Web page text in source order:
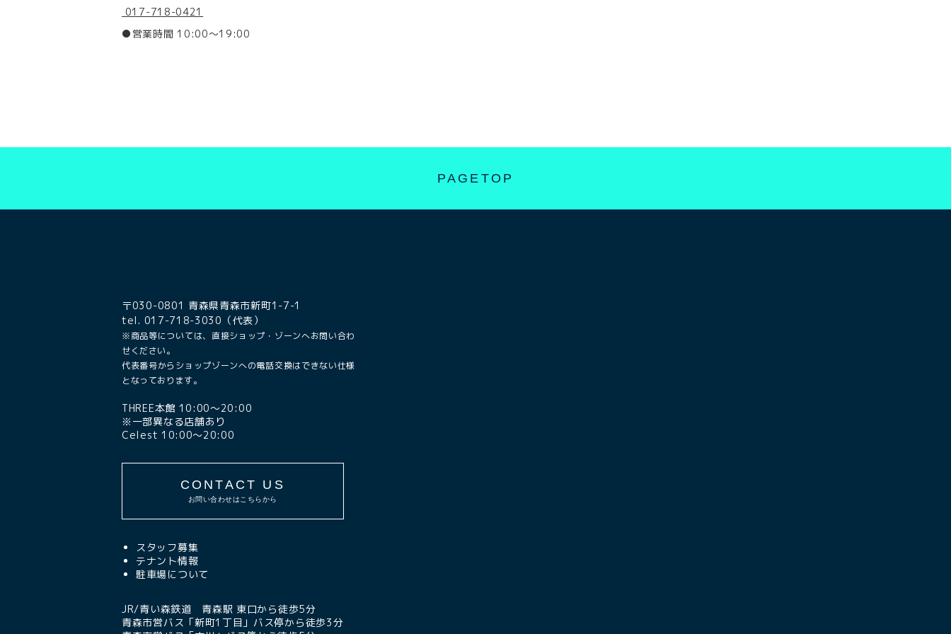
017-718-0421
●営業時間 10:00～19:00
PAGETOP
〒030-0801 青森県青森市新町1-7-1
tel. 017-718-3030（代表）
※商品等については、直接ショップ・ゾーンへお問い合わ
せください。
代表番号からショップゾーンへの電話交換はできない仕様
となっております。
THREE本館 10:00〜20:00
※一部異なる店舗あり
Celest 10:00〜20:00
CONTACT US
お問い合わせはこちらから
スタッフ募集
テナント情報
駐車場について
JR/青い森鉄道 青森駅 東口から徒歩5分
青森市営バス「新町1丁目」バス停から徒歩3分